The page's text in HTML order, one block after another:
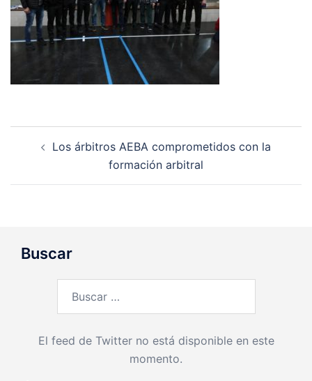
Los árbitros AEBA comprometidos con la
formación arbitral
Buscar
El feed de Twitter no está disponible en este
momento.